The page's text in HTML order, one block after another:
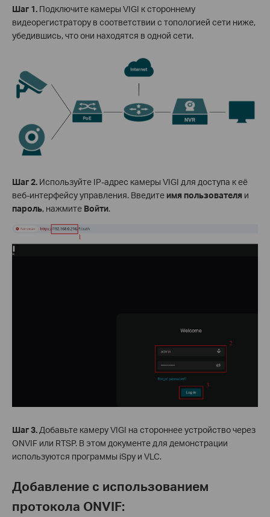
Шаг 1. Подключите камеры VIGI к стороннему
видеорегистратору в соответствии с топологией сети ниже,
убедившись, что они находятся в одной сети.
Шаг 2. Используйте IP-адрес камеры VIGI для доступа к её
веб-интерфейсу управления. Введите имя пользователя и
пароль, нажмите Войти.
Шаг 3. Добавьте камеру VIGI на стороннее устройство через
ONVIF или RTSP. В этом документе для демонстрации
используются программы iSpy и VLC.
Добавление с использованием
протокола ONVIF: